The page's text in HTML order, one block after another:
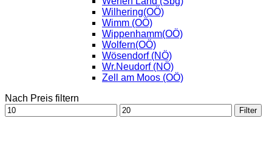
Wilhering(OÖ)
Wimm (OÖ)
Wippenhamm(OÖ)
Wolfern(OÖ)
Wösendorf (NÖ)
Wr.Neudorf (NÖ)
Zell am Moos (OÖ)
Nach Preis filtern
Min.
Preis
Max.
Preis
Filter